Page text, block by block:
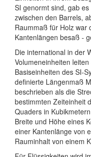
SI genormt sind, gab
zwischen den Barrels,
Raummaß für Holz war
Kantenlängen besaß -
Die international in der
Volumeneinheiten
Basiseinheiten des SI-
definierte Längenmaß
beschrieben als die
bestimmten Zeiteinheit
Quaders in
Breite und Höhe eines
einer Kantenlänge von
Rauminhalt von einem